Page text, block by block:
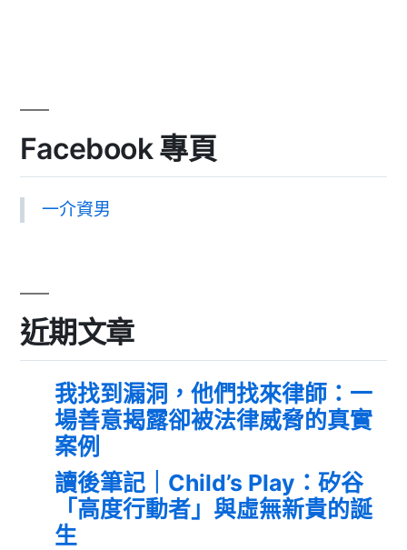
Facebook 專頁
一介資男
近期文章
我找到漏洞，他們找來律師：一
場善意揭露卻被法律威脅的真實
案例
讀後筆記｜Child’s Play：矽谷
「高度行動者」與虛無新貴的誕
生